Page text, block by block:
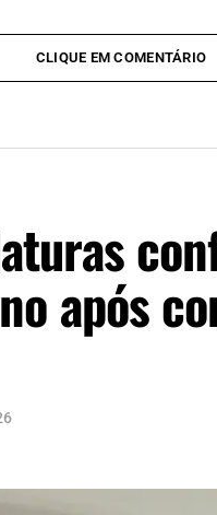
CLIQUE EM COMENTÁRIO
após